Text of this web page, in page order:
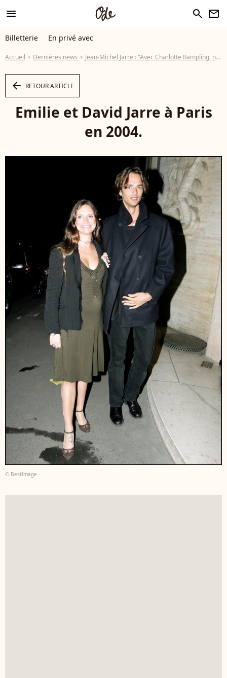
menu search newsletter
Billetterie En privé avec
Accueil Dernières news Jean-Michel Jarre : "Avec Charlotte Rampling, nous formons toujours une famille"
arrow_left RETOUR ARTICLE
Emilie et David Jarre à Paris
en 2004.
© BestImage